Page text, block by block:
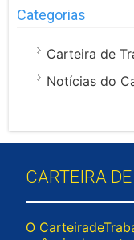
Categorias
Carteira de
Notícias do
CARTEIRA
O